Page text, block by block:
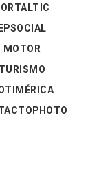
MOTOR
TURISMO